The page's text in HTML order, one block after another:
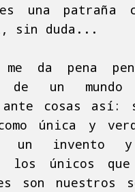
una patraña
sin duda...
me da pena
de un
ante cosas así:
única y
un invento
los únicos que
son nuestros